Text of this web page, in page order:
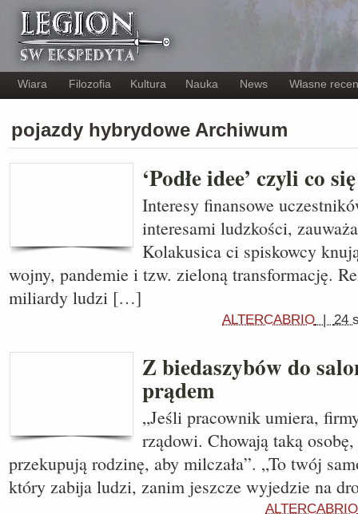
Wiara Filozofia Kultura Nauka News Własne
pojazdy hybrydowe Archiwum
‘Podłe idee’ czyli co
Interesy finansowe
interesami ludzkości,
Kolakusica ci spiskowcy
wojny, pandemie i tzw. zieloną transformację.
miliardy ludzi […]
ALTERCABRIO | 24
Z biedaszybów do
prądem
„Jeśli pracownik umiera,
rządowi. Chowają taką
przekupują rodzinę, aby milczała”. „To twój
który zabija ludzi, zanim jeszcze wyjedzie na
ALTERCABRIO